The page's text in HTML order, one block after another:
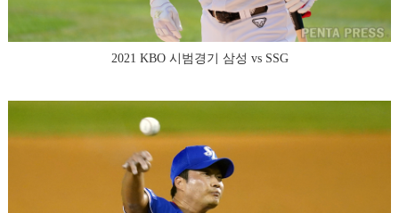
2021 KBO 시범경기 삼성 vs SSG